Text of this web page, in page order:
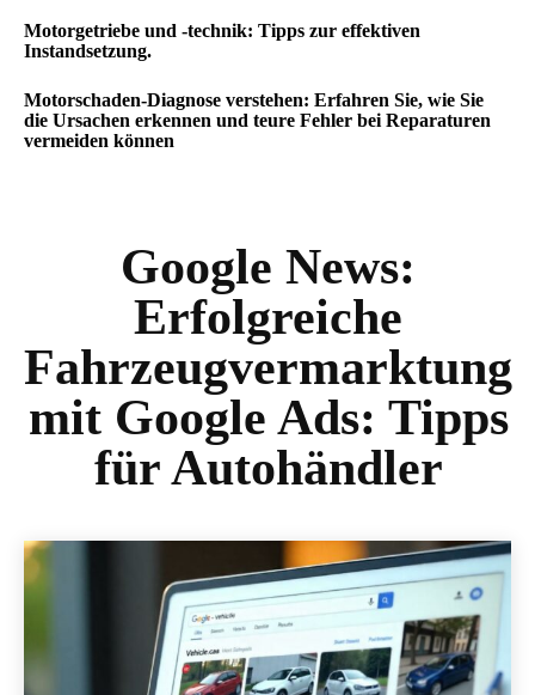
Motorgetriebe und -technik: Tipps zur effektiven
Instandsetzung.
Motorschaden-Diagnose verstehen: Erfahren Sie, wie Sie
die Ursachen erkennen und teure Fehler bei Reparaturen
vermeiden können
Google News:
Erfolgreiche
Fahrzeugvermarktung
mit Google Ads: Tipps
für Autohändler